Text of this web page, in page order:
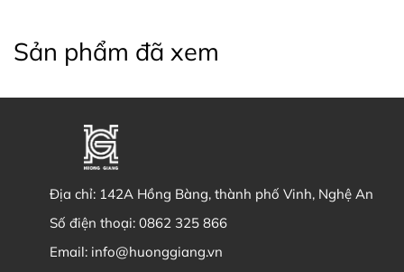
Sản phẩm đã xem
Địa chỉ: 142A Hồng Bàng, thành phố Vinh, Nghệ An
Số điện thoại: 0862 325 866
Email: info@huonggiang.vn